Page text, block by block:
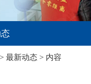
> 最新动态 > 内容